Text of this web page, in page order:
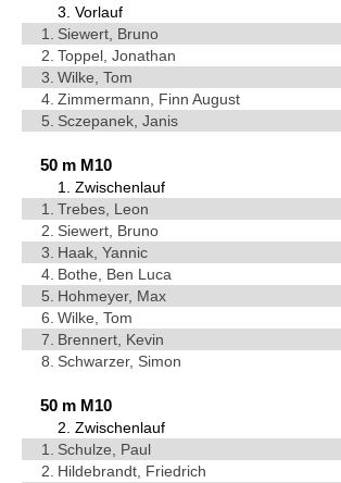
3. Vorlauf
1.
Siewert, Bruno
2. Toppel, Jonathan
3. Wilke, Tom
4. Zimmermann, Finn August
5. Sczepanek, Janis
50 m M10
1. Zwischenlauf
1.
Trebes, Leon
2. Siewert, Bruno
3. Haak, Yannic
4. Bothe, Ben Luca
5. Hohmeyer, Max
6. Wilke, Tom
7. Brennert, Kevin
8. Schwarzer, Simon
50 m M10
2. Zwischenlauf
1.
Schulze, Paul
2. Hildebrandt, Friedrich